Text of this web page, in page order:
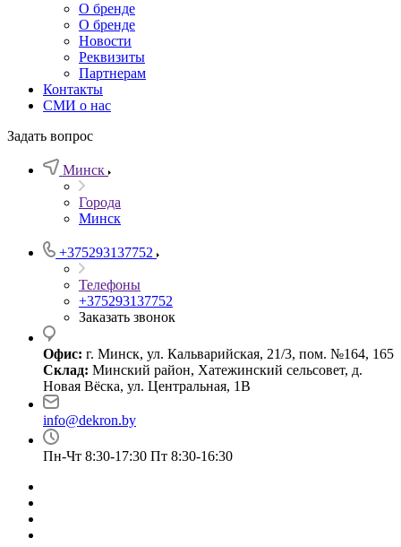
О бренде
О бренде
Новости
Реквизиты
Партнерам
Контакты
СМИ о нас
Задать вопрос
Минск
Города
Минск
+375293137752
Телефоны
+375293137752
Заказать звонок
Офис: г. Минск, ул. Кальварийская, 21/3, пом. №164, 165
Склад: Минский район, Хатежинский сельсовет, д.
Новая Вёска, ул. Центральная, 1В
info@dekron.by
Пн-Чт 8:30-17:30 Пт 8:30-16:30